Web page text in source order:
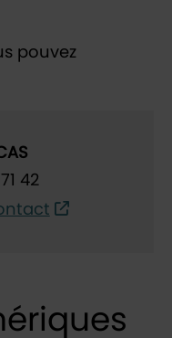
pouvez
42